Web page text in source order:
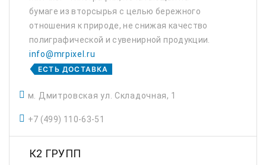
бумаге из вторсырья с целью бережного
отношения к природе, не снижая качество
полиграфической и сувенирной продукции.
info@mrpixel.ru
ЕСТЬ ДОСТАВКА
м. Дмитровская ул. Складочная, 1
+7 (499) 110-63-51
К2 ГРУПП